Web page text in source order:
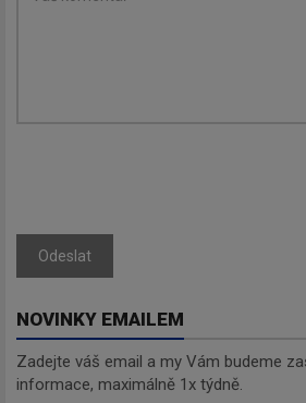
Odeslat
NOVINKY EMAILEM
Zadejte váš email a my Vám budeme
informace, maximálně 1x týdně.